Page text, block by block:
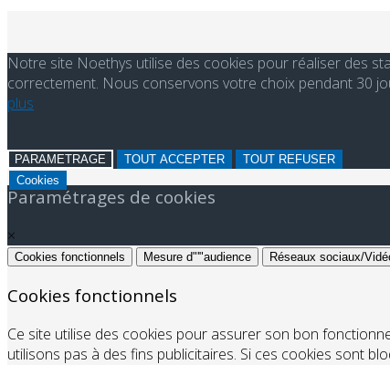
Notre site Noethys utilise des cookies pour réaliser des
correctement. Nous conservons votre choix pendant 30
plus
PARAMETRAGE TOUT ACCEPTER
TOUT REFUSER
Cookies
Paramétrages de cookies
×
Cookies fonctionnels Mesure d"'"audience Réseaux sociaux/
Cookies fonctionnels
Ce site utilise des cookies pour assurer son bon
utilisons pas à des fins publicitaires. Si ces cookies sont